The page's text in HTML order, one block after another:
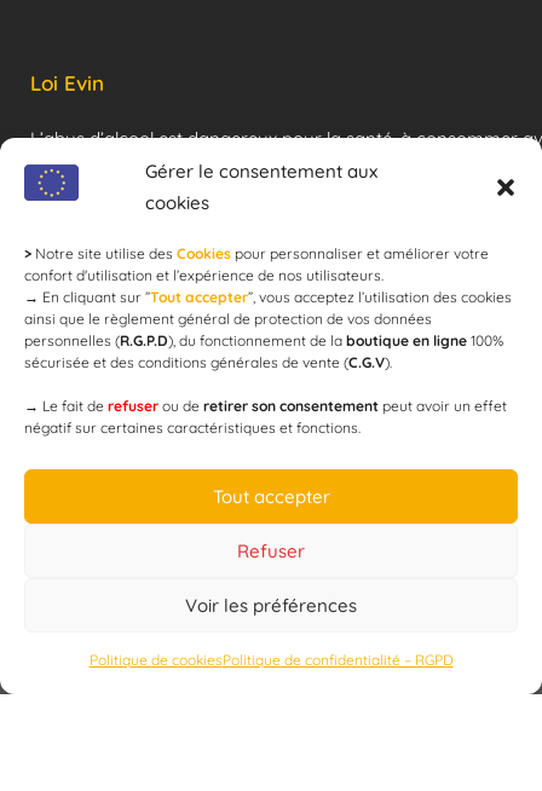
Gérer le consentement aux
cookies
> Notre site utilise des Cookies pour personnaliser et améliorer votre
confort d'utilisation et l’expérience de nos utilisateurs.
→ En cliquant sur ”Tout accepter”, vous acceptez l’utilisation des cookies
ainsi que le règlement général de protection de vos données
personnelles (R.G.P.D), du fonctionnement de la boutique en ligne 100%
sécurisée et des conditions générales de vente (C.G.V).
→ Le fait de refuser ou de retirer son consentement peut avoir un effet
négatif sur certaines caractéristiques et fonctions.
Tout accepter
Refuser
Voir les préférences
Politique de cookiesPolitique de confidentialité – RGPD
Loi Evin
L’abus d’alcool est dangereux pour la santé, à consommer
modération !
Newsletter
email
Designed byWEB3-DESIGN
CopyrightCAP’C2019